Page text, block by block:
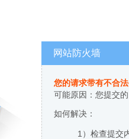
网站防火墙
您的请求带有不合
可能原因：您提交
如何解决：
1）检查提交